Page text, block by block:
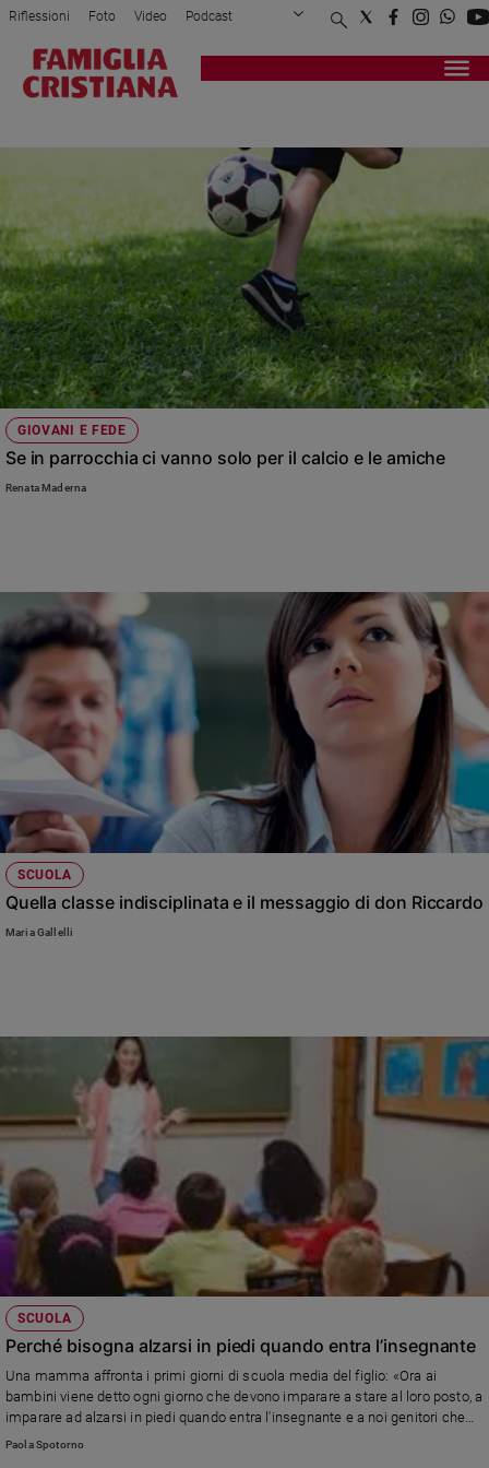
Attualità
Economia
Legalità
giustizia
Sport
Interviste
Papa
Papa
Chiesa
e
spiritualità
Santi
Devozione
Parola
giorno
Santo
del
giorno
e
Creato
Aziende
di
valore
Caso
della
settimana
Diversità
e
inclusione
Costume
Cultura
e
Riflessioni Foto Video Podcast
Privacy Policy Chi siamo
Registrati Redazione
GIOVANI E FEDE
Se in parrocchia ci vanno solo per il calcio e le amiche
Renata Maderna
SCUOLA
Quella classe indisciplinata e il messaggio di don Riccardo
Maria Gallelli
SCUOLA
Perché bisogna alzarsi in piedi quando entra l’insegnante
Una mamma affronta i primi giorni di scuola media del figlio: «Ora ai
bambini viene detto ogni giorno che devono imparare a stare al loro posto, a
imparare ad alzarsi in piedi quando entra l'insegnante e a noi genitori che
non sono “scolarizzati”. Alle elementari non era così» Esagerazioni o...
Paola Spotorno